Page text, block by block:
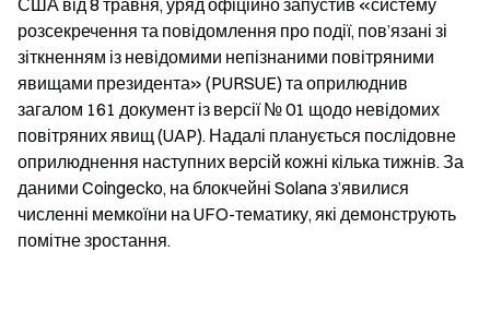
США від 8 травня, уряд офіційно запустив «систему
розсекречення та повідомлення про події, пов’язані зі
зіткненням із невідомими непізнаними повітряними
явищами президента» (PURSUE) та оприлюднив
загалом 161 документ із версії № 01 щодо невідомих
повітряних явищ (UAP). Надалі планується послідовне
оприлюднення наступних версій кожні кілька тижнів. За
даними Coingecko, на блокчейні Solana з’явилися
численні мемкоїни на UFO-тематику, які демонструють
помітне зростання.